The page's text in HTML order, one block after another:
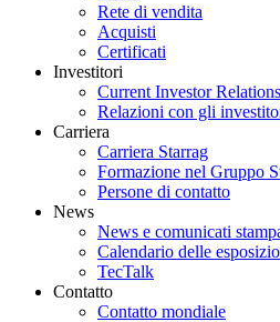
Rete di vendita
Acquisti
Certificati
Investitori
Current Investor Relations
Relazioni con gli
Carriera
Carriera Starrag
Formazione nel Gruppo
Persone di contatto
News
News e comunicati
Calendario delle
TecTalk
Contatto
Contatto mondiale